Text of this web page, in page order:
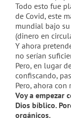
Todo esto fue
de Covid, este
mundial bajo
(dinero en
Y ahora
no serían
Pero, en lugar
confiscando,
Pero, ahora
Voy a empezar
Dios bíblico.
orgánicos.